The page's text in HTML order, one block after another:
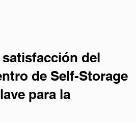
del
de Self-Storage
para la